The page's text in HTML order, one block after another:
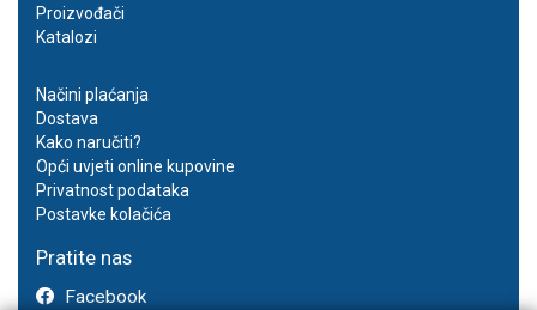
Proizvođači
Katalozi
Načini plaćanja
Dostava
Kako naručiti?
Opći uvjeti online kupovine
Privatnost podataka
Postavke kolačića
Pratite nas
Facebook